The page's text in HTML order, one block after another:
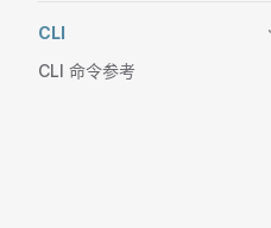
CLI
CLI 命令参考